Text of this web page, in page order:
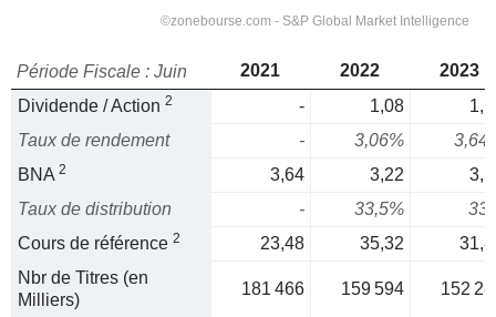
Période Fiscale : Juin 2021 2022
2023
Dividende / Action 2 - 1,08
Taux de rendement
- 3,06%
BNA 2 3,64 3,22
Taux de distribution
- 33,5%
Cours de référence 2 23,48 35,32
Nbr de Titres (en
Milliers)
181 466 159 594 152